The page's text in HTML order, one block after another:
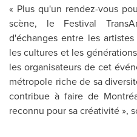
« Plus qu'un rendez-vous
scène, le Festival
d'échanges entre les
les cultures et les
les organisateurs de cet
métropole riche de sa
contribue à faire de
reconnu pour sa créativité »,